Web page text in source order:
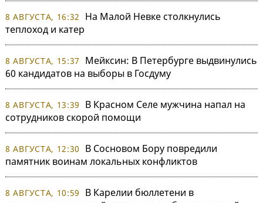
8 АВГУСТА, 16:32
На Малой Невке столкнулись
теплоход и катер
8 АВГУСТА, 15:37
Мейксин: В Петербурге выдвинулись
60 кандидатов на выборы в Госдуму
8 АВГУСТА, 13:39
В Красном Селе мужчина напал на
сотрудников скорой помощи
8 АВГУСТА, 12:30
В Сосновом Бору повредили
памятник воинам локальных конфликтов
8 АВГУСТА, 10:59
В Карелии бюллетени в